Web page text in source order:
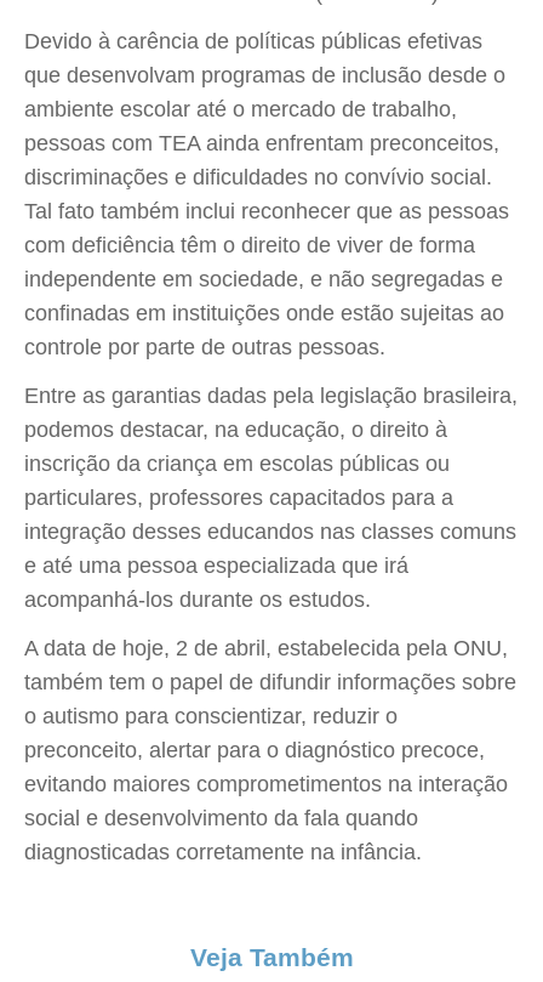
Devido à carência de políticas públicas efetivas
que desenvolvam programas de inclusão desde o
ambiente escolar até o mercado de trabalho,
pessoas com TEA ainda enfrentam preconceitos,
discriminações e dificuldades no convívio social.
Tal fato também inclui reconhecer que as pessoas
com deficiência têm o direito de viver de forma
independente em sociedade, e não segregadas e
confinadas em instituições onde estão sujeitas ao
controle por parte de outras pessoas.
Entre as garantias dadas pela legislação brasileira,
podemos destacar, na educação, o direito à
inscrição da criança em escolas públicas ou
particulares, professores capacitados para a
integração desses educandos nas classes comuns
e até uma pessoa especializada que irá
acompanhá-los durante os estudos.
A data de hoje, 2 de abril, estabelecida pela ONU,
também tem o papel de difundir informações sobre
o autismo para conscientizar, reduzir o
preconceito, alertar para o diagnóstico precoce,
evitando maiores comprometimentos na interação
social e desenvolvimento da fala quando
diagnosticadas corretamente na infância.
Veja Também